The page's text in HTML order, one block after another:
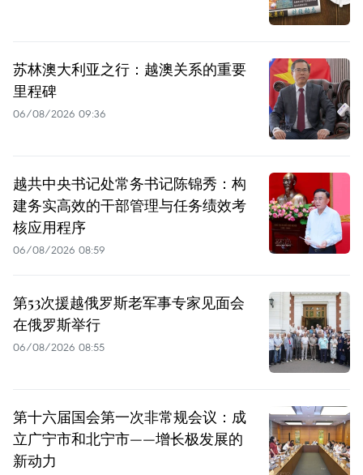
苏林澳大利亚之行：越澳关系的重要
里程碑
06/08/2026 09:36
越共中央书记处常务书记陈锦秀：构
建务实高效的干部管理与任务绩效考
核应用程序
06/08/2026 08:59
第53次援越俄罗斯老军事专家见面会
在俄罗斯举行
06/08/2026 08:55
第十六届国会第一次非常规会议：成
立广宁市和北宁市——增长极发展的
新动力